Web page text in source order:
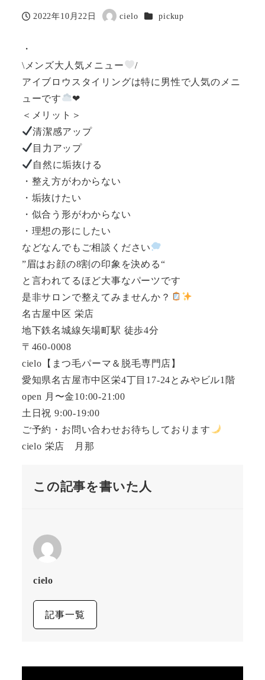
投稿日
2022年10月22日
著
cielo カテゴリー
pickup
・
\メンズ大人気メニュー
/
アイブロウスタイリングは特に男性で人気のメニ
ューです
❤︎
＜メリット＞
清潔感アップ
目力アップ
自然に垢抜ける
・整え方がわからない
・垢抜けたい
・似合う形がわからない
・理想の形にしたい
などなんでもご相談ください
”眉はお顔の8割の印象を決める“
と言われてるほど大事なパーツです
是非サロンで整えてみませんか？
名古屋中区 栄店
地下鉄名城線矢場町駅 徒歩4分
〒460-0008
cielo【まつ毛パーマ＆脱毛専門店】
愛知県名古屋市中区栄4丁目17-24とみやビル1階
open 月〜金10:00-21:00
土日祝 9:00-19:00
ご予約・お問い合わせお待ちしております
cielo 栄店 月那
この記事を書いた人
cielo
記事一覧